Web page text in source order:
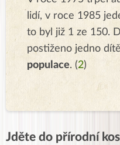
lidí, v roce 1985
to byl již 1 ze 150.
postiženo jedno
populace. (2)
Jděte do přírodní